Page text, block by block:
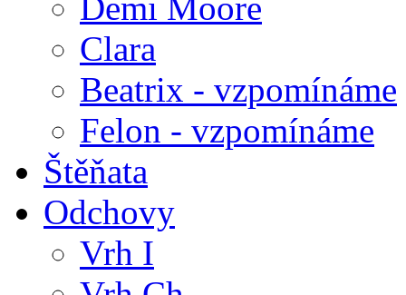
Clara
Beatrix - vzpomínáme
Felon - vzpomínáme
Štěňata
Odchovy
Vrh I